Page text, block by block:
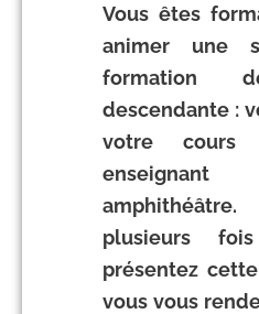
Vous êtes
animer une
formation
descendante :
votre cours
plusieurs
présentez
vous vous